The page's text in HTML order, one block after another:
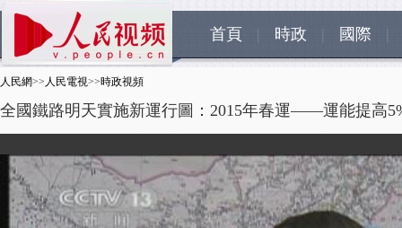
首頁 時政 國際
人民網>> 人民電視>>時政視頻
全國鐵路明天實施新運行圖：2015年春運——運能提高